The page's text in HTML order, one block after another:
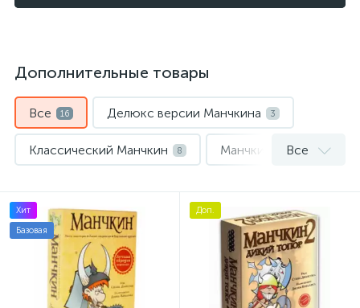
Дополнительные товары
Все 16 Делюкс версии Манчкина 3
Классический Манчкин 8 Манчкин Все
Хит
Базовая
Доп.